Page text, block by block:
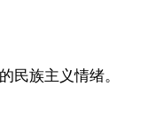
民族主义情绪。